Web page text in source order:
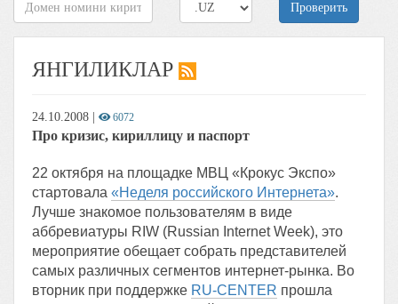
Проверить
ЯНГИЛИКЛАР
24.10.2008 6072
Про кризис, кириллицу и паспорт
22 октября на площадке МВЦ «Крокус Экспо»
стартовала «Неделя российского Интернета».
Лучше знакомое пользователям в виде
аббревиатуры RIW (Russian Internet Week), это
мероприятие обещает собрать представителей
самых различных сегментов интернет-рынка. Во
вторник при поддержке RU-CENTER прошла